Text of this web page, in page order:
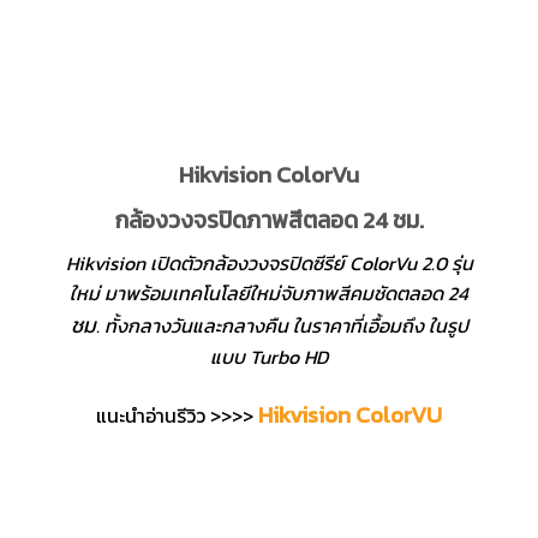
Hikvision ColorVu
กล้องวงจรปิดภาพสีตลอด 24 ชม.
Hikvision เปิดตัวกล้องวงจรปิดซีรีย์ ColorVu 2.0 รุ่น
ใหม่ มาพร้อมเทคโนโลยีใหม่จับภาพสีคมชัดตลอด 24
ชม. ทั้งกลางวันและกลางคืน ในราคาที่เอื้อมถึง ในรูป
แบบ Turbo HD
แนะนำอ่านรีวิว >>>> Hikvision ColorVU